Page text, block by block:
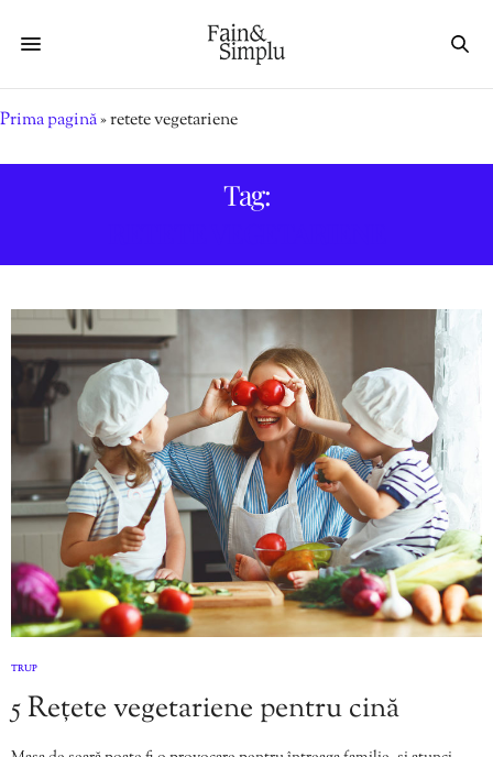
Prima pagină»retete vegetariene
Tag:
TRUP
5 Rețete vegetariene pentru cină